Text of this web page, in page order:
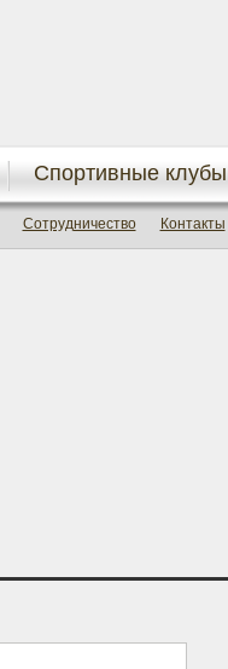
Спортивные клубы
Сотрудничество Контакты